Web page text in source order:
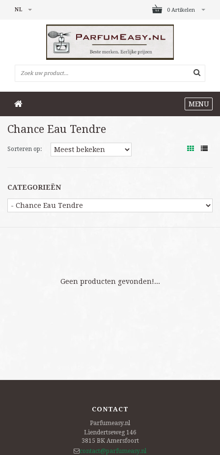
0 Artikelen
NL
MENU
Chance Eau Tendre
Sorteren op:
CATEGORIEËN
Geen producten gevonden!...
CONTACT
Parfumeasy.nl
Liendertseweg 146
3815 BK Amersfoort
contact@parfumeasy.nl